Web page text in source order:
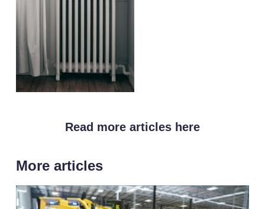
Read more articles here
More articles